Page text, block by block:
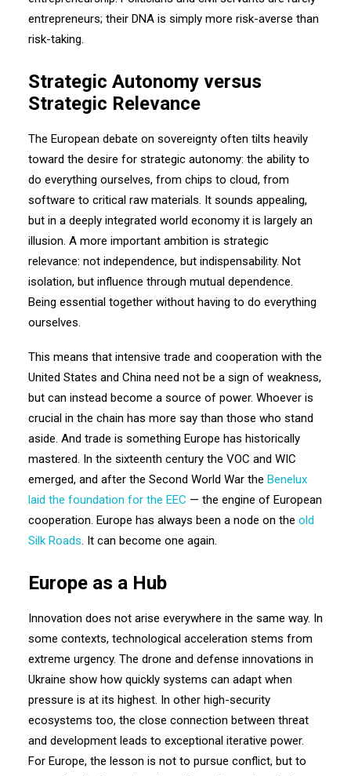
entrepreneurs; their DNA is simply more risk-averse than
risk-taking.
Strategic Autonomy versus
Strategic Relevance
The European debate on sovereignty often tilts heavily
toward the desire for strategic autonomy: the ability to
do everything ourselves, from chips to cloud, from
software to critical raw materials. It sounds appealing,
but in a deeply integrated world economy it is largely an
illusion. A more important ambition is strategic
relevance: not independence, but indispensability. Not
isolation, but influence through mutual dependence.
Being essential together without having to do everything
ourselves.
This means that intensive trade and cooperation with the
United States and China need not be a sign of weakness,
but can instead become a source of power. Whoever is
crucial in the chain has more say than those who stand
aside. And trade is something Europe has historically
mastered. In the sixteenth century the VOC and WIC
emerged, and after the Second World War the Benelux
laid the foundation for the EEC — the engine of European
cooperation. Europe has always been a node on the old
Silk Roads. It can become one again.
Europe as a Hub
Innovation does not arise everywhere in the same way. In
some contexts, technological acceleration stems from
extreme urgency. The drone and defense innovations in
Ukraine show how quickly systems can adapt when
pressure is at its highest. In other high-security
ecosystems too, the close connection between threat
and development leads to exceptional iterative power.
For Europe, the lesson is not to pursue conflict, but to